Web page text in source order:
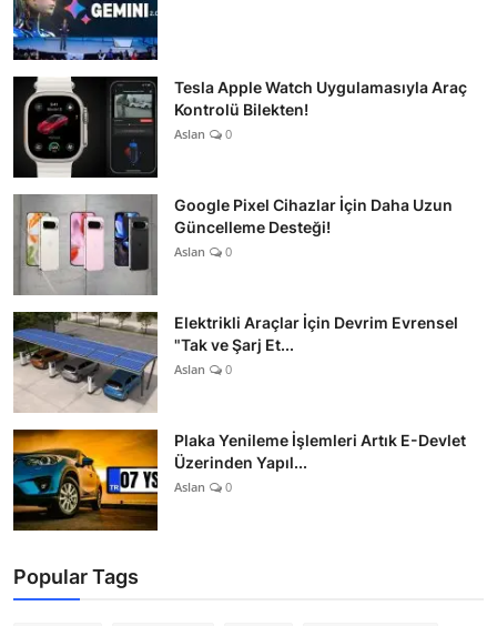
Tesla Apple Watch Uygulamasıyla Araç
Kontrolü Bilekten!
Aslan 0
Google Pixel Cihazlar İçin Daha Uzun
Güncelleme Desteği!
Aslan 0
Elektrikli Araçlar İçin Devrim Evrensel
"Tak ve Şarj Et...
Aslan 0
Plaka Yenileme İşlemleri Artık E-Devlet
Üzerinden Yapıl...
Aslan 0
Popular Tags